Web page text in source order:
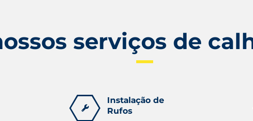
serviços de
Instalação de
Rufos